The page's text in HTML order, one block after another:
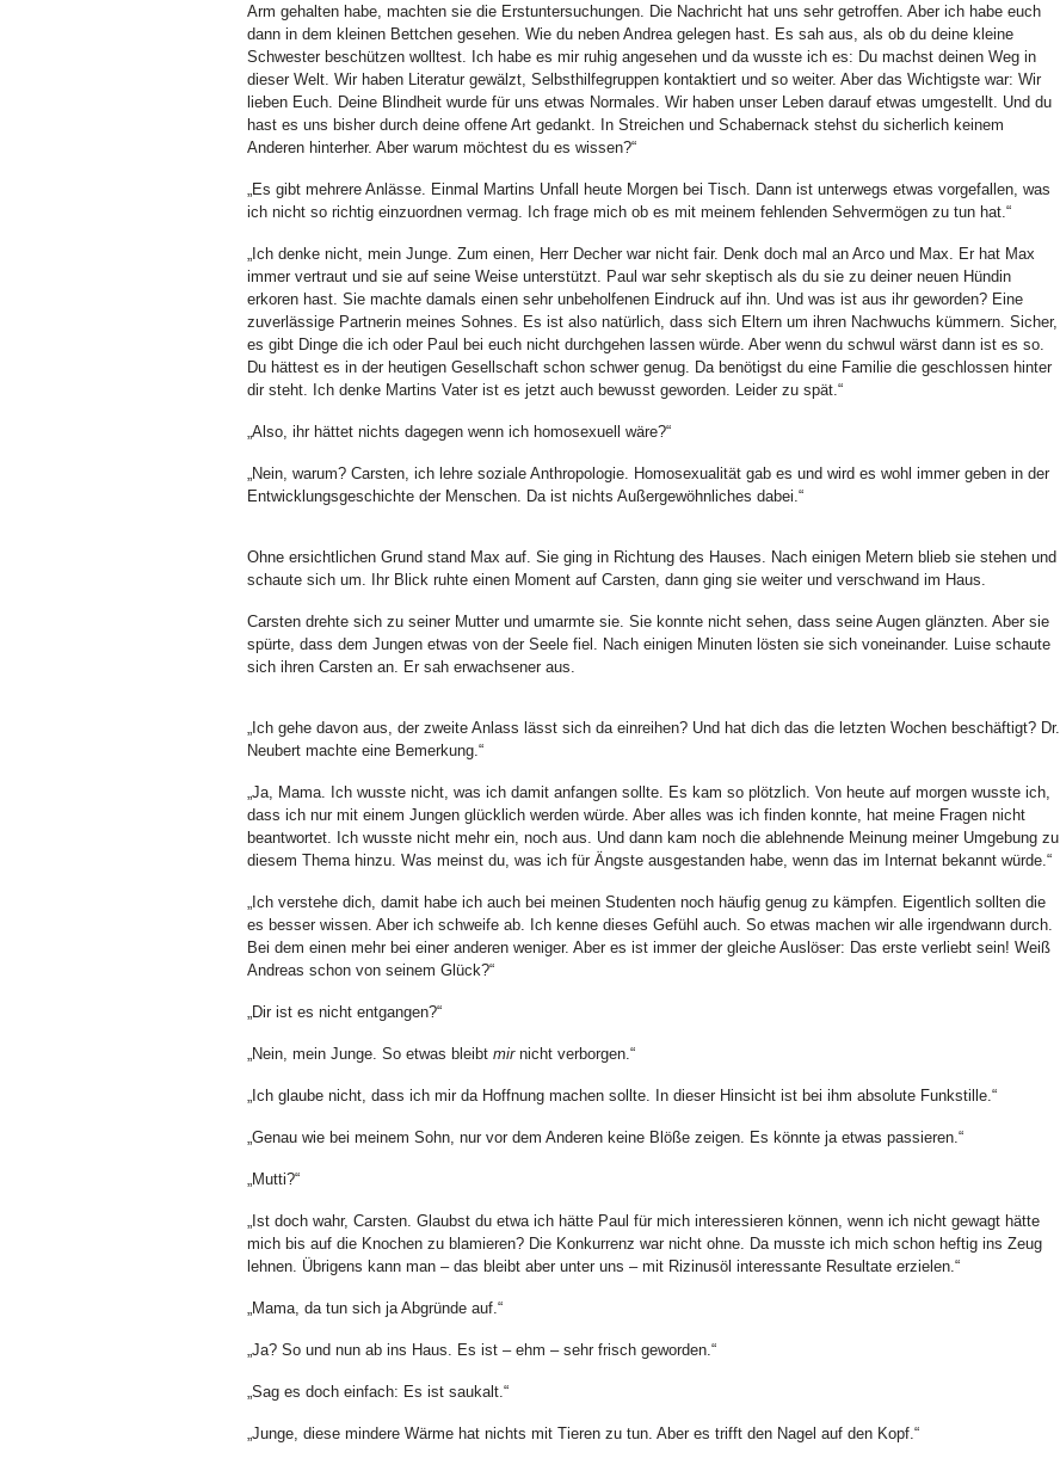
Arm gehalten habe, machten sie die Erstuntersuchungen. Die Nachricht hat uns sehr getroffen. Aber ich habe euch
dann in dem kleinen Bettchen gesehen. Wie du neben Andrea gelegen hast. Es sah aus, als ob du deine kleine
Schwester beschützen wolltest. Ich habe es mir ruhig angesehen und da wusste ich es: Du machst deinen Weg in
dieser Welt. Wir haben Literatur gewälzt, Selbsthilfegruppen kontaktiert und so weiter. Aber das Wichtigste war: Wir
lieben Euch. Deine Blindheit wurde für uns etwas Normales. Wir haben unser Leben darauf etwas umgestellt. Und du
hast es uns bisher durch deine offene Art gedankt. In Streichen und Schabernack stehst du sicherlich keinem
Anderen hinterher. Aber warum möchtest du es wissen?“
„Es gibt mehrere Anlässe. Einmal Martins Unfall heute Morgen bei Tisch. Dann ist unterwegs etwas vorgefallen, was
ich nicht so richtig einzuordnen vermag. Ich frage mich ob es mit meinem fehlenden Sehvermögen zu tun hat.“
„Ich denke nicht, mein Junge. Zum einen, Herr Decher war nicht fair. Denk doch mal an Arco und Max. Er hat Max
immer vertraut und sie auf seine Weise unterstützt. Paul war sehr skeptisch als du sie zu deiner neuen Hündin
erkoren hast. Sie machte damals einen sehr unbeholfenen Eindruck auf ihn. Und was ist aus ihr geworden? Eine
zuverlässige Partnerin meines Sohnes. Es ist also natürlich, dass sich Eltern um ihren Nachwuchs kümmern. Sicher,
es gibt Dinge die ich oder Paul bei euch nicht durchgehen lassen würde. Aber wenn du schwul wärst dann ist es so.
Du hättest es in der heutigen Gesellschaft schon schwer genug. Da benötigst du eine Familie die geschlossen hinter
dir steht. Ich denke Martins Vater ist es jetzt auch bewusst geworden. Leider zu spät.“
„Also, ihr hättet nichts dagegen wenn ich homosexuell wäre?“
„Nein, warum? Carsten, ich lehre soziale Anthropologie. Homosexualität gab es und wird es wohl immer geben in der
Entwicklungsgeschichte der Menschen. Da ist nichts Außergewöhnliches dabei.“
Ohne ersichtlichen Grund stand Max auf. Sie ging in Richtung des Hauses. Nach einigen Metern blieb sie stehen und
schaute sich um. Ihr Blick ruhte einen Moment auf Carsten, dann ging sie weiter und verschwand im Haus.
Carsten drehte sich zu seiner Mutter und umarmte sie. Sie konnte nicht sehen, dass seine Augen glänzten. Aber sie
spürte, dass dem Jungen etwas von der Seele fiel. Nach einigen Minuten lösten sie sich voneinander. Luise schaute
sich ihren Carsten an. Er sah erwachsener aus.
„Ich gehe davon aus, der zweite Anlass lässt sich da einreihen? Und hat dich das die letzten Wochen beschäftigt? Dr.
Neubert machte eine Bemerkung.“
„Ja, Mama. Ich wusste nicht, was ich damit anfangen sollte. Es kam so plötzlich. Von heute auf morgen wusste ich,
dass ich nur mit einem Jungen glücklich werden würde. Aber alles was ich finden konnte, hat meine Fragen nicht
beantwortet. Ich wusste nicht mehr ein, noch aus. Und dann kam noch die ablehnende Meinung meiner Umgebung zu
diesem Thema hinzu. Was meinst du, was ich für Ängste ausgestanden habe, wenn das im Internat bekannt würde.“
„Ich verstehe dich, damit habe ich auch bei meinen Studenten noch häufig genug zu kämpfen. Eigentlich sollten die
es besser wissen. Aber ich schweife ab. Ich kenne dieses Gefühl auch. So etwas machen wir alle irgendwann durch.
Bei dem einen mehr bei einer anderen weniger. Aber es ist immer der gleiche Auslöser: Das erste verliebt sein! Weiß
Andreas schon von seinem Glück?“
„Dir ist es nicht entgangen?“
„Nein, mein Junge. So etwas bleibt mirnicht verborgen.“
„Ich glaube nicht, dass ich mir da Hoffnung machen sollte. In dieser Hinsicht ist bei ihm absolute Funkstille.“
„Genau wie bei meinem Sohn, nur vor dem Anderen keine Blöße zeigen. Es könnte ja etwas passieren.“
„Mutti?“
„Ist doch wahr, Carsten. Glaubst du etwa ich hätte Paul für mich interessieren können, wenn ich nicht gewagt hätte
mich bis auf die Knochen zu blamieren? Die Konkurrenz war nicht ohne. Da musste ich mich schon heftig ins Zeug
lehnen. Übrigens kann man – das bleibt aber unter uns – mit Rizinusöl interessante Resultate erzielen.“
„Mama, da tun sich ja Abgründe auf.“
„Ja? So und nun ab ins Haus. Es ist – ehm – sehr frisch geworden.“
„Sag es doch einfach: Es ist saukalt.“
„Junge, diese mindere Wärme hat nichts mit Tieren zu tun. Aber es trifft den Nagel auf den Kopf.“